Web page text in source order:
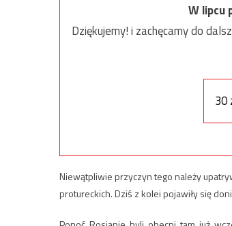
W lipcu
Dziękujemy! i zachęcamy do
30
Niewątpliwie przyczyn tego należy
protureckich. Dziś z kolei pojawiły się